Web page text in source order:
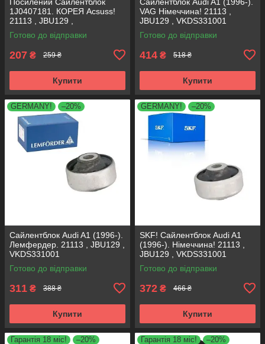
1J0407181. КОРЕЯ Acsuss!
21113 , JBU129 ,
VKDS331001
Готово до відправки
207 ₴ 259 ₴
Купити
VAG Німеччина! 21113 ,
JBU129 , VKDS331001
Готово до відправки
414 ₴ 518 ₴
Купити
GERMANY! –20%
Сайлентблок Audi A1 (1996-).
Лемфердер. 21113 , JBU129 ,
VKDS331001
Готово до відправки
311 ₴ 388 ₴
Купити
GERMANY! –20%
SKF! Сайлентблок Audi A1
(1996-). Німеччина! 21113 ,
JBU129 , VKDS331001
Готово до відправки
372 ₴ 466 ₴
Купити
Гарантія 18 міс!
–20%
Гарантія 18 міс!
–20%